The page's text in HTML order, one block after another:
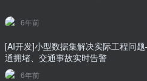
6年前
[AI开发]小型数据集解决实际工程问
通拥堵、交通事故实时告警
6年前